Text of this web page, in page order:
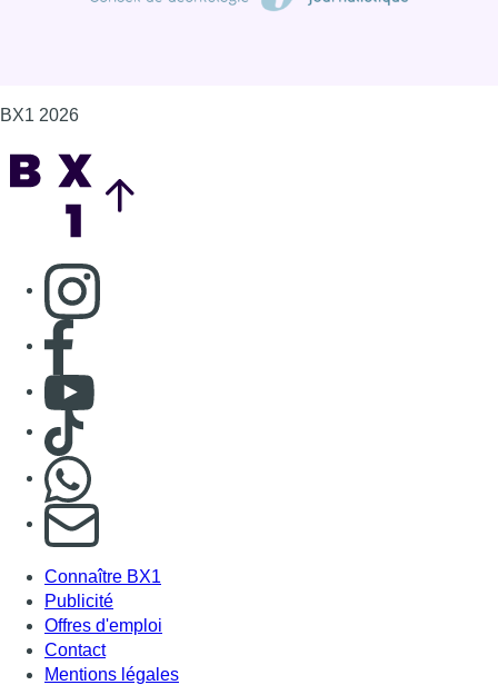
BX1 2026
Consulter page Instagram
Consulter page Facebook
Consulter Youtube
Consulter TikTok
S'abonner à notre newsletter
Connaître BX1
Publicité
Offres d'emploi
Contact
Mentions légales